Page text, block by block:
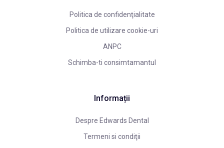
Politica de confidenţialitate
Politica de utilizare cookie-uri
ANPC
Schimba-ti consimtamantul
Informații
Despre Edwards Dental
Termeni si condiţii